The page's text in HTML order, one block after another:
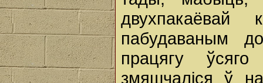
пабудаваным
працягу
змяшчаліся ў